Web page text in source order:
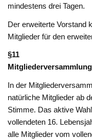
mindestens drei Tagen.
Der erweiterte Vorstand
Mitglieder für den
§11
Mitgliederversammlung
In der
natürliche Mitglieder ab
Stimme. Das aktive
vollendeten 16.
alle Mitglieder vom